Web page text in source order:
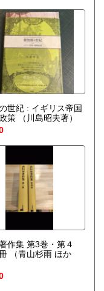
世紀 : イギリス帝国
策
（川島昭夫著）
作集 第3巻・第４
（青山杉雨 ほか